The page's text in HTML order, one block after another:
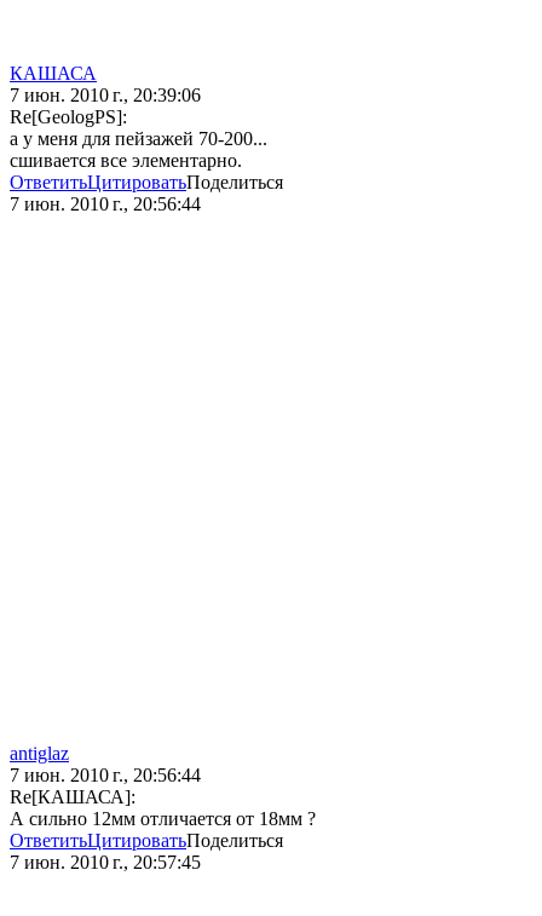
КАШАСА
7 июн. 2010 г., 20:39:06
Re[GeologPS]:
а у меня для пейзажей 70-200...
сшивается все элементарно.
ОтветитьЦитироватьПоделиться
7 июн. 2010 г., 20:56:44
antiglaz
7 июн. 2010 г., 20:56:44
Re[КАШАСА]:
А сильно 12мм отличается от 18мм ?
ОтветитьЦитироватьПоделиться
7 июн. 2010 г., 20:57:45